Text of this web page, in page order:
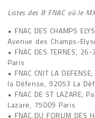
Listes des 8 FNAC où le
• FNAC DES CHAMPS
Avenue des Champs-
• FNAC DES TERNES,
Paris
• FNAC CNIT LA
la Défense, 92053 La
• FNAC DE ST LAZARE,
Lazare, 75009 Paris
• FNAC DU FORUM DES